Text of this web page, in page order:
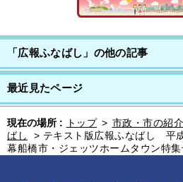
「広報ふなばし」の他の記事
最近見たページ
現在の場所 : トップ > 市政・市の紹介
ばし
> テキスト版広報ふなばし 平
幕船橋市・ジェッツホームタウン特